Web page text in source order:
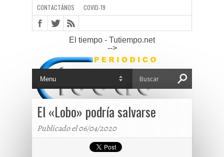
CONTACTÁNOS COVID-19
El tiempo - Tutiempo.net
-->
El «Lobo» podría salvarse
Publicado el 06/04/2020